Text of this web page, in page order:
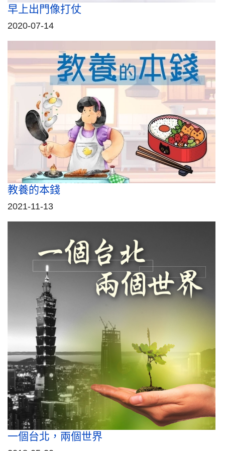
早上出門像打仗
2020-07-14
教養的本錢
2021-11-13
一個台北，兩個世界